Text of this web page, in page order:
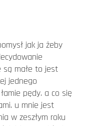
jak ja żeby
są małe to jest
jednego
pędy. a co się
u mnie jest
w zeszłym roku